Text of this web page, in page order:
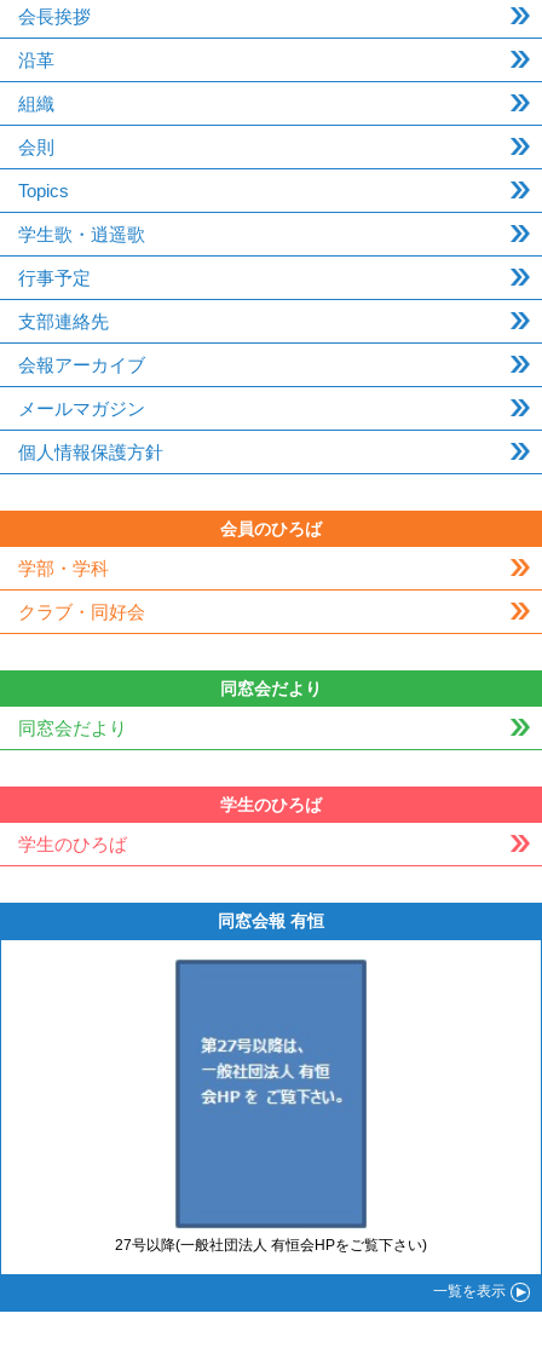
会長挨拶
沿革
組織
会則
Topics
学生歌・逍遥歌
行事予定
支部連絡先
会報アーカイブ
メールマガジン
個人情報保護方針
会員のひろば
学部・学科
クラブ・同好会
同窓会だより
同窓会だより
学生のひろば
学生のひろば
同窓会報 有恒
27号以降(一般社団法人 有恒会HPをご覧下さい)
一覧を表示